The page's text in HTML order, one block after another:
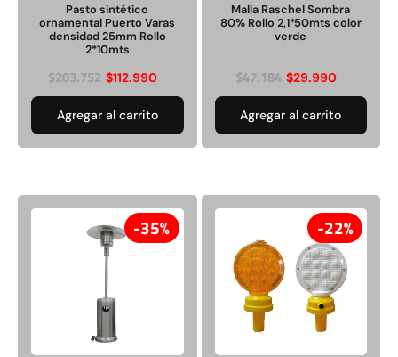
Pasto sintético
ornamental Puerto Varas
densidad 25mm Rollo
2*10mts
$203.752 $112.990
Agregar al carrito
Malla Raschel Sombra
80% Rollo 2,1*50mts color
verde
$47.184 $29.990
Agregar al carrito
35% 22%